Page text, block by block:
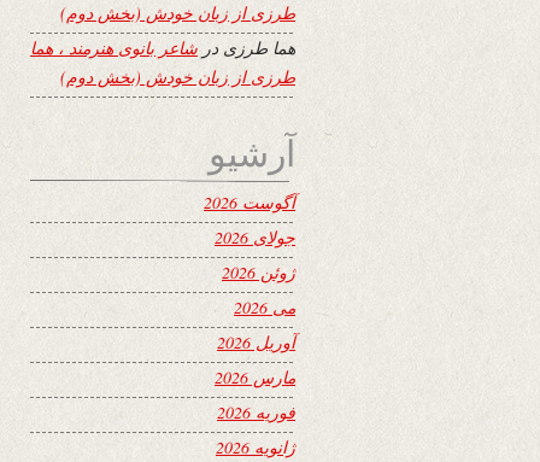
طرزی از زبان خودش (بخش دوم)
هما طرزی در شاعر بانوی هنرمند ، هما
طرزی از زبان خودش (بخش دوم)
آرشیو
آگوست 2026
جولای 2026
ژوئن 2026
می 2026
آوریل 2026
مارس 2026
فوریه 2026
ژانویه 2026